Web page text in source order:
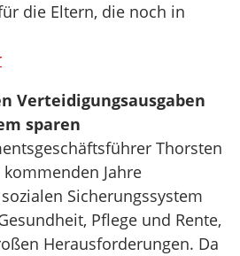
die Eltern, die noch in
Verteidigungsausgaben
sparen
Thorsten
Jahre
Sicherungssystem
Pflege und Rente,
Herausforderungen. Da